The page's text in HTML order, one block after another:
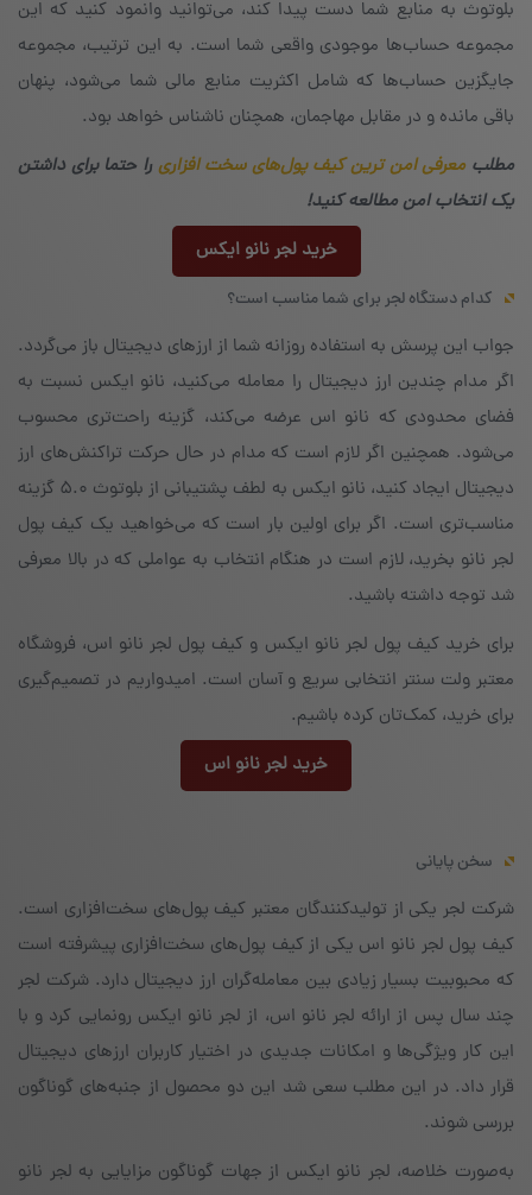
بلوتوث به منابع شما دست پیدا کند، می‌توانید وانمود کنید که این
مجموعه حساب‌ها موجودی واقعی شما است. به این ترتیب، مجموعه‌
جایگزین حساب‌ها که شامل اکثریت منابع مالی شما می‌شود، پنهان
باقی مانده و در مقابل مهاجمان، همچنان ناشناس خواهد بود.
مطلب معرفی امن‌ ترین کیف پول‌های سخت افزاری را حتما برای داشتن
یک انتخاب امن مطالعه کنید!
خرید لجر نانو ایکس
کدام دستگاه لجر برای شما مناسب است؟
جواب این پرسش به استفاده‌ روزانه‌ شما از ارزهای دیجیتال باز می‌گردد.
اگر مدام چندین ارز دیجیتال را معامله می‌کنید، نانو ایکس نسبت به
فضای محدودی که نانو اس عرضه می‌کند، گزینه‌ راحت‌تری محسوب
می‌شود. همچنین اگر لازم است که مدام در حال حرکت تراکنش‌های ارز
دیجیتال ایجاد کنید، نانو ایکس به لطف پشتیبانی از بلوتوث ۵.۰ گزینه‌
مناسب‌تری است. اگر برای اولین بار است که می‌خواهید یک کیف پول
لجر نانو بخرید، لازم است در هنگام انتخاب به عواملی که در بالا معرفی
شد توجه داشته باشید.
برای خرید کیف پول لجر نانو ایکس و کیف پول لجر نانو اس، فروشگاه
معتبر ولت سنتر انتخابی سریع و آسان است. امیدواریم در تصمیم‌گیری
برای خرید، کمک‌تان کرده باشیم.
خرید لجر نانو اس
سخن پایانی
شرکت لجر یکی از تولیدکنندگان معتبر کیف پول‌های سخت‌افزاری است.
کیف پول لجر نانو اس یکی از کیف پول‌های سخت‌افزاری پیشرفته است
که محبوبیت بسیار زیادی بین معامله‌گران ارز دیجیتال دارد. شرکت لجر
چند سال پس از ارائه‌ لجر نانو اس، از لجر نانو ایکس رونمایی کرد و با
این کار ویژگی‌ها و امکانات جدیدی در اختیار کاربران ارزهای دیجیتال
قرار داد. در این مطلب سعی شد این دو محصول از جنبه‌های گوناگون
بررسی شوند.
به‌صورت خلاصه، لجر نانو ایکس از جهات گوناگون مزایایی به لجر نانو